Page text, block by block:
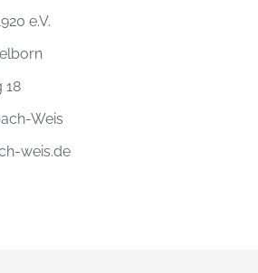
e.V.
18
Weis
weis.de